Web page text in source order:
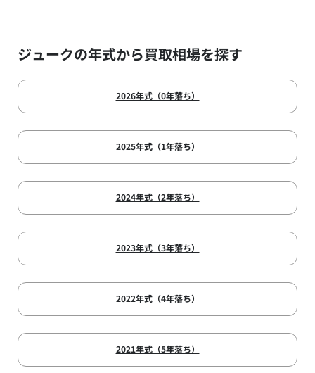
ジュークの年式から買取相場を探す
2026年式（0年落ち）
2025年式（1年落ち）
2024年式（2年落ち）
2023年式（3年落ち）
2022年式（4年落ち）
2021年式（5年落ち）